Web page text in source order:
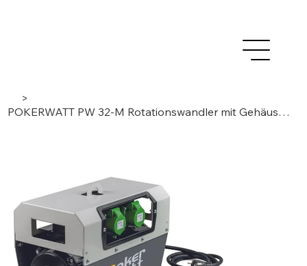
>
POKERWATT PW 32-M Rotationswandler mit Gehäuse für Betonrüttler 32 Ampere